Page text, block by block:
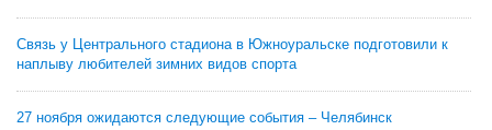
Связь у Центрального стадиона в Южноуральске подготовили к
наплыву любителей зимних видов спорта
27 ноября ожидаются следующие события – Челябинск